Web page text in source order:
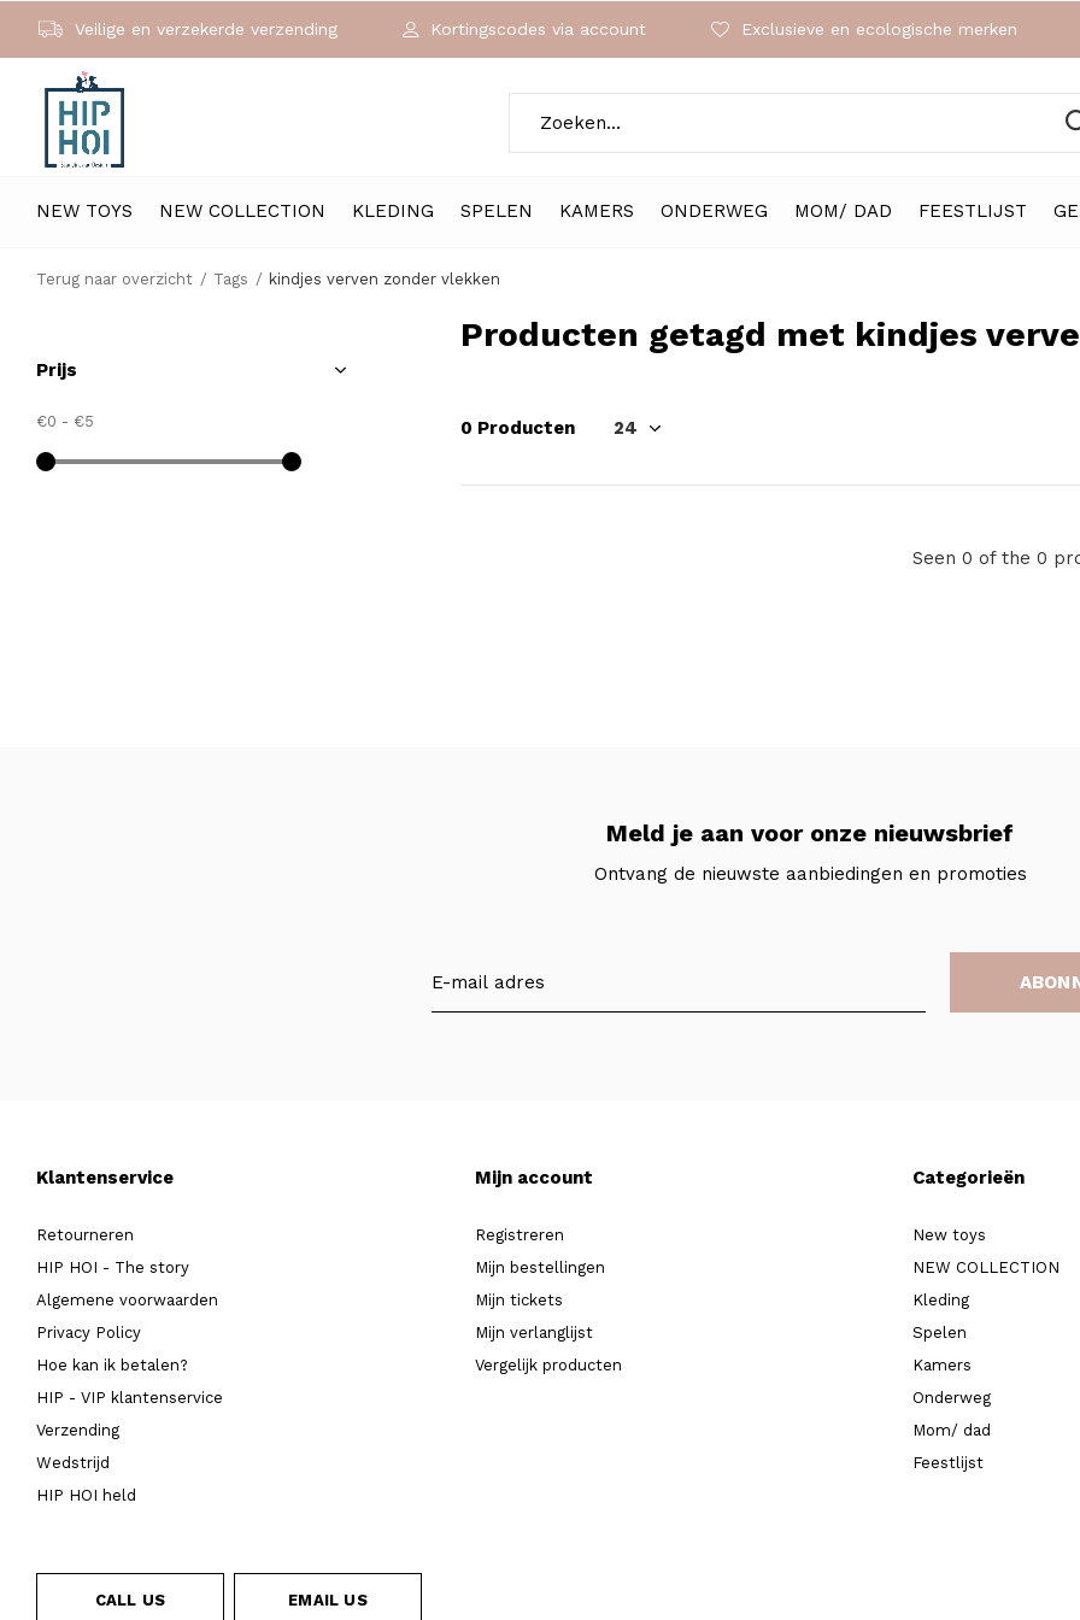
NEW TOYS NEW COLLECTION KLEDING SPELEN KAMERS ONDERWEG MOM/ DAD FEESTLIJST
Veilige en verzekerde verzending Kortingscodes via account Exclusieve en ecologische merken
Terug naar overzicht Tags kindjes verven zonder vlekken
Producten getagd met kindjes
0 Producten
Seen 0 of the 0
Prijs
€0 - €5
Meld je aan voor onze nieuwsbrief
Ontvang de nieuwste aanbiedingen en promoties
Klantenservice
Retourneren
HIP HOI - The story
Algemene voorwaarden
Privacy Policy
Hoe kan ik betalen?
HIP - VIP klantenservice
Verzending
Wedstrijd
HIP HOI held
Mijn account
Registreren
Mijn bestellingen
Mijn tickets
Mijn verlanglijst
Vergelijk producten
Categorieën
New toys
NEW COLLECTION
Kleding
Spelen
Kamers
Onderweg
Mom/ dad
Feestlijst
CALL US EMAIL US